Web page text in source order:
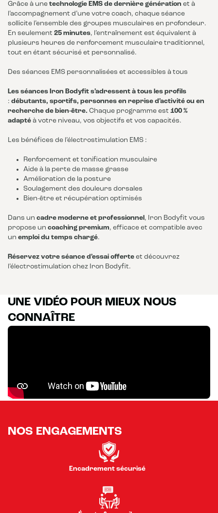
Grâce à une technologie EMS de dernière génération et à
l’accompagnement d’une votre coach, chaque séance
sollicite l’ensemble des groupes musculaires en profondeur.
En seulement 25 minutes, l’entraînement est équivalent à
plusieurs heures de renforcement musculaire traditionnel,
tout en étant sécurisé et personnalisé.
Des séances EMS personnalisées et accessibles à tous
Les séances Iron Bodyfit s’adressent à tous les profils
: débutants, sportifs, personnes en reprise d’activité ou en
recherche de bien-être. Chaque programme est 100 %
adapté à votre niveau, vos objectifs et vos capacités.
Les bénéfices de l’électrostimulation EMS :
Renforcement et tonification musculaire
Aide à la perte de masse grasse
Amélioration de la posture
Soulagement des douleurs dorsales
Bien-être et récupération optimisés
Dans un cadre moderne et professionnel , Iron Bodyfit vous
propose un coaching premium, efficace et compatible avec
un emploi du temps chargé.
Réservez votre séance d’essai offerte et découvrez
l’électrostimulation chez Iron Bodyfit.
UNE VIDÉO POUR MIEUX NOUS
CONNAÎTRE
NOS ENGAGEMENTS
Encadrement sécurisé